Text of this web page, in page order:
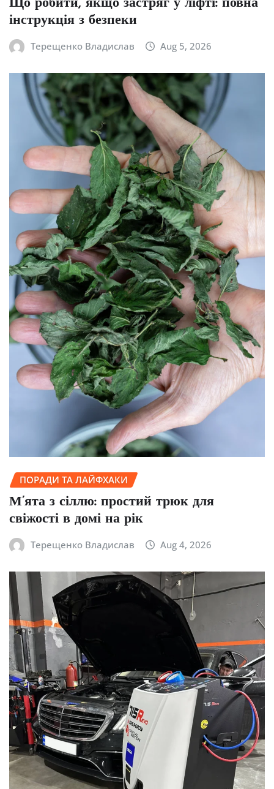
Що робити, якщо застряг у ліфті: повна
інструкція з безпеки
Терещенко Владислав Aug 5, 2026
ПОРАДИ ТА ЛАЙФХАКИ
М’ята з сіллю: простий трюк для
свіжості в домі на рік
Терещенко Владислав Aug 4, 2026